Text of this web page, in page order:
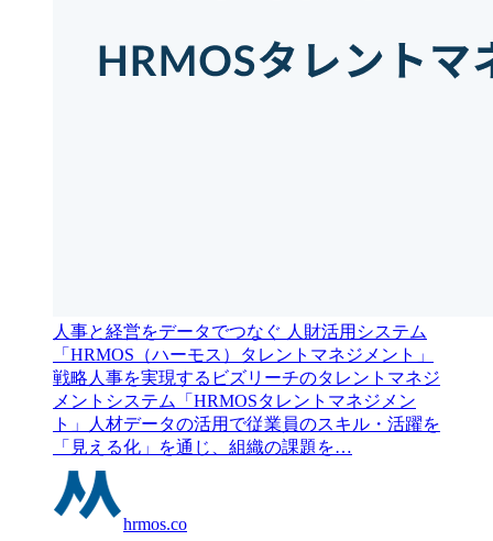
人事と経営をデータでつなぐ 人財活用システム
「HRMOS（ハーモス）タレントマネジメント」
戦略人事を実現するビズリーチのタレントマネジ
メントシステム「HRMOSタレントマネジメン
ト」人材データの活用で従業員のスキル・活躍を
「見える化」を通じ、組織の課題を…
hrmos.co